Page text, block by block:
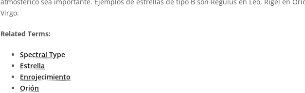
Virgo.
Related Terms:
Spectral Type
Estrella
Enrojecimiento
Orión